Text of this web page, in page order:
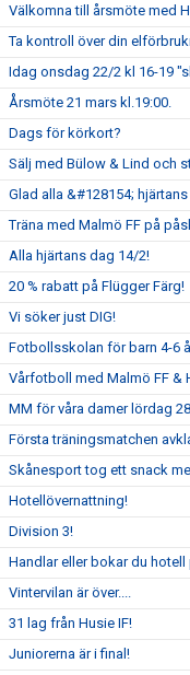
Välkomna till årsmöte med
Ta kontroll över din
Idag onsdag 22/2 kl 16-19
Årsmöte 21 mars kl.19:00.
Dags för körkort?
Sälj med Bülow & Lind och
Glad alla &#128154;
Träna med Malmö FF på
Alla hjärtans dag 14/2!
20 % rabatt på Flügger Färg!
Vi söker just DIG!
Fotbollsskolan för barn 4-6
Vårfotboll med Malmö FF &
MM för våra damer lördag
Första träningsmatchen
Skånesport tog ett snack
Hotellövernattning!
Division 3!
Handlar eller bokar du hotell
Vintervilan är över....
31 lag från Husie IF!
Juniorerna är i final!